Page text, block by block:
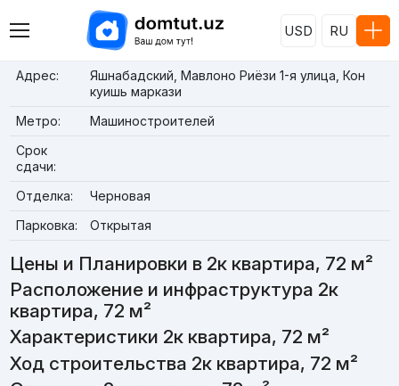
USD RU
Адрес:
Яшнабадский, Мавлоно Риёзи 1-я улица, Кон
куишь маркази
Метро:
Машиностроителей
Срок
сдачи:
Отделка:
Черновая
Парковка:
Открытая
Цены и Планировки в 2к квартира, 72 м²
Расположение и инфраструктура 2к
квартира, 72 м²
Характеристики 2к квартира, 72 м²
Ход строительства 2к квартира, 72 м²